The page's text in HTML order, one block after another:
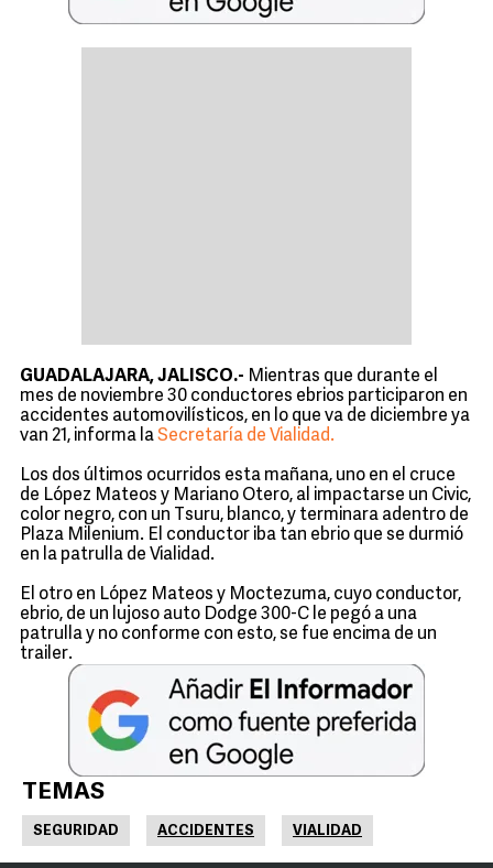
GUADALAJARA, JALISCO.- Mientras que durante el
mes de noviembre 30 conductores ebrios participaron en
accidentes automovilísticos, en lo que va de diciembre ya
van 21, informa laSecretaría de Vialidad.
Los dos últimos ocurridos esta mañana, uno en el cruce
de López Mateos y Mariano Otero, al impactarse un Civic,
color negro, con un Tsuru, blanco, y terminara adentro de
Plaza Milenium. El conductor iba tan ebrio que se durmió
en la patrulla de Vialidad.
El otro en López Mateos y Moctezuma, cuyo conductor,
ebrio, de un lujoso auto Dodge 300-C le pegó a una
patrulla y no conforme con esto, se fue encima de un
trailer.
TEMAS
SEGURIDAD ACCIDENTES VIALIDAD